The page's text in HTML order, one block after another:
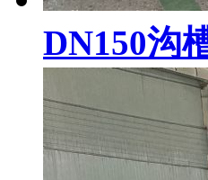
DN150沟